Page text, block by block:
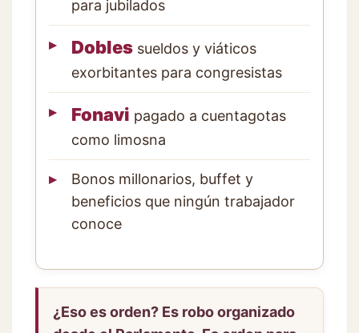
para jubilados
Dobles sueldos y viáticos
exorbitantes para congresistas
Fonavi pagado a cuentagotas
como limosna
Bonos millonarios, buffet y
beneficios que ningún trabajador
conoce
¿Eso es orden? Es robo organizado